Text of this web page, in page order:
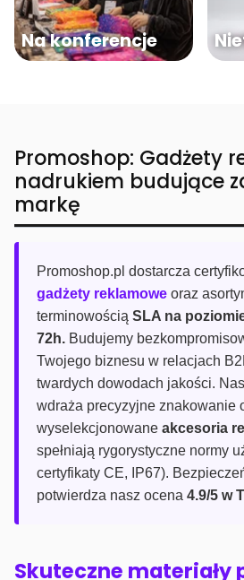
Na konferencje
Promoshop: Gadżety
nadrukiem budujące
markę
Promoshop.pl dostarcza
gadżety reklamowe oraz
terminowością SLA na
72h. Budujemy
Twojego biznesu w relacjach
twardych dowodach jakości.
wdraża precyzyjne znakowanie
wyselekcjonowane akcesoria
spełniają rygorystyczne normy
certyfikaty CE, IP67).
potwierdza nasz ocena 4.9/5 w
Skuteczne materiały